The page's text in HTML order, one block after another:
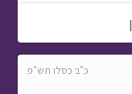
כ"ב כסלו תש"פ